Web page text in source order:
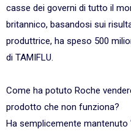
casse dei governi di tutto il
britannico, basandosi sui
produttrice, ha speso 500
di TAMIFLU.
Come ha potuto Roche
prodotto che non funziona?
Ha semplicemente